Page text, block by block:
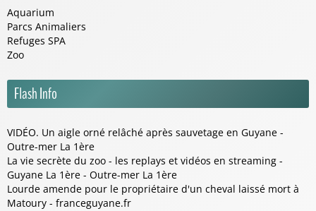
Aquarium
Parcs Animaliers
Refuges SPA
Zoo
Flash Info
VIDÉO. Un aigle orné relâché après sauvetage en Guyane -
Outre-mer La 1ère
La vie secrète du zoo - les replays et vidéos en streaming -
Guyane La 1ère - Outre-mer La 1ère
Lourde amende pour le propriétaire d'un cheval laissé mort à
Matoury - franceguyane.fr